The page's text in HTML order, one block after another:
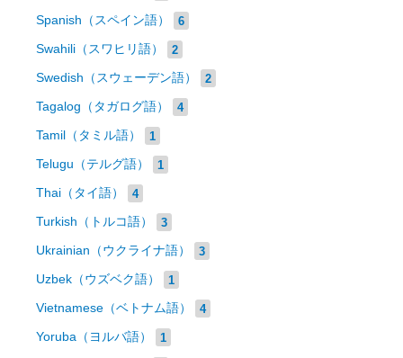
Spanish（スペイン語） 6
Swahili（スワヒリ語） 2
Swedish（スウェーデン語） 2
Tagalog（タガログ語） 4
Tamil（タミル語） 1
Telugu（テルグ語） 1
Thai（タイ語） 4
Turkish（トルコ語） 3
Ukrainian（ウクライナ語） 3
Uzbek（ウズベク語） 1
Vietnamese（ベトナム語） 4
Yoruba（ヨルバ語） 1